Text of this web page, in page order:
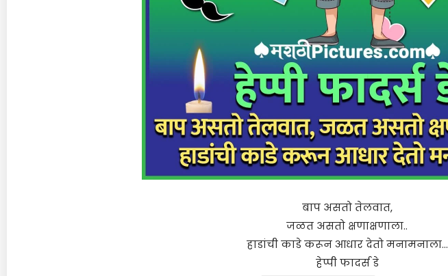
बाप असतो तेलवात,
जळत असतो क्षणाक्षणाला..
हाडांची काडे करून आधार देतो मनामनाला…
हेप्पी फादर्स डे